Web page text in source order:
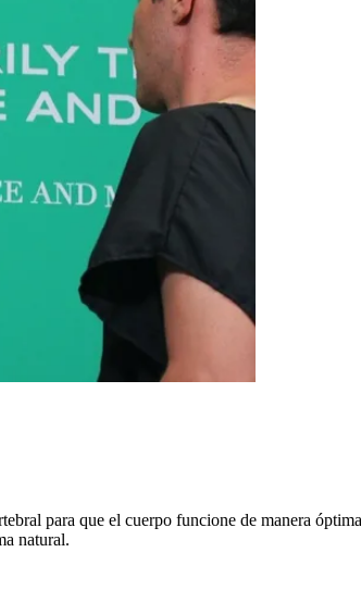
para que el cuerpo funcione de manera
natural.